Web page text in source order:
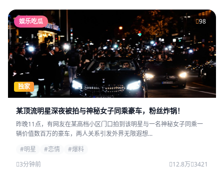
娱乐吃瓜 98
独家
某顶流明星深夜被拍与神秘女子同乘豪车，粉丝炸锅！
昨晚11点，有网友在某高档小区门口拍到该明星与一名神秘女子同乘一
辆价值数百万的豪车，两人关系引发外界无限遐想...
#明星
#恋情
#爆料
3分钟前
12.8万 3421